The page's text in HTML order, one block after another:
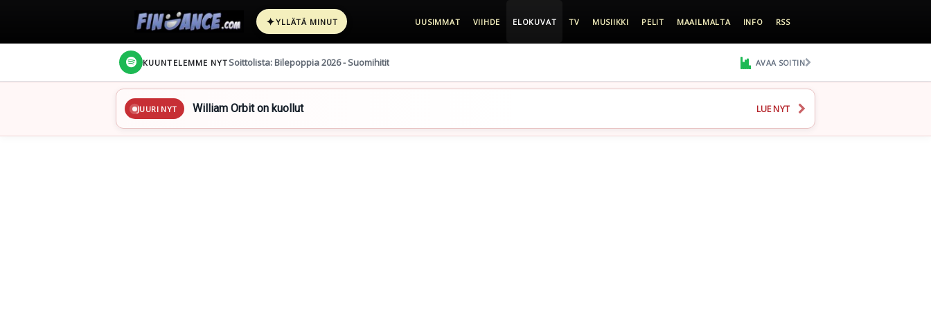
✦YLLÄTÄ MINUT UUSIMMAT VIIHDE ELOKUVAT TV MUSIIKKI PELIT MAAILMALTA INFO RSS
KUUNTELEMME NYT Soittolista: Bilepoppia 2026 - Suomihitit AVAA SOITIN
JUURI NYT William Orbit on kuollut LUE NYT